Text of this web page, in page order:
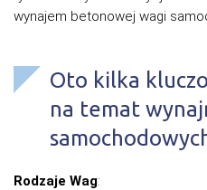
wynajem betonowej wagi
Oto kilka
na temat
Rodzaje Wag: